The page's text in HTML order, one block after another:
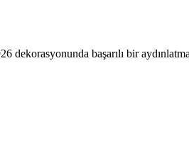
dekorasyonunda başarılı bir